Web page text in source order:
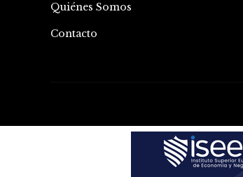
Quiénes Somos
Contacto